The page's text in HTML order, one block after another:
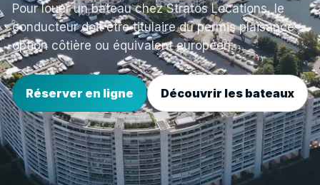
Pour louer un bateau chez Stratos Locations, le
conducteur doit être titulaire du permis plaisance
option côtière ou équivalent européen.
Réserver en ligne Découvrir les bateaux